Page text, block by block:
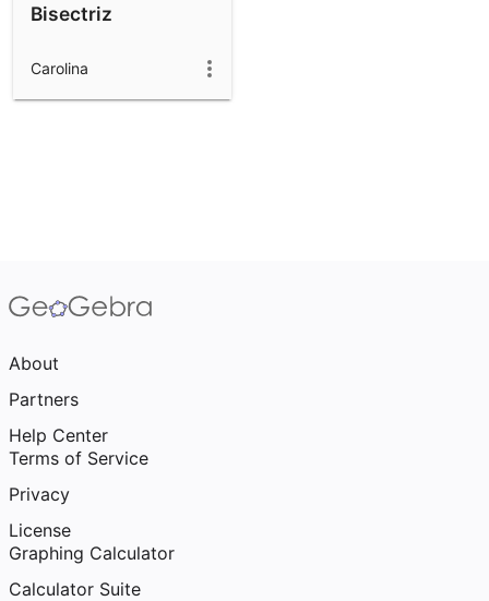
Bisectriz
Carolina
About
Partners
Help Center
Terms of Service
Privacy
License
Graphing Calculator
Calculator Suite